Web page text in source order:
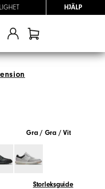
HJÄLP
Gra / Gra / Vit
Storleksguide